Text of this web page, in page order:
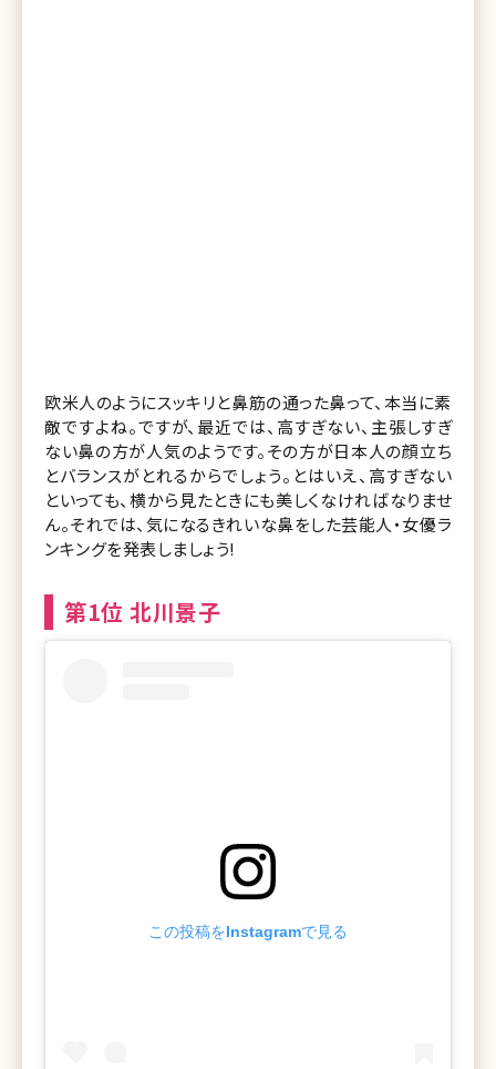
欧米人のようにスッキリと鼻筋の通った鼻って、本当に素
敵ですよね。ですが、最近では、高すぎない、主張しすぎ
ない鼻の方が人気のようです。その方が日本人の顔立ち
とバランスがとれるからでしょう。とはいえ、高すぎない
といっても、横から見たときにも美しくなければなりませ
ん。それでは、気になるきれいな鼻をした芸能人・女優ラ
ンキングを発表しましょう!
第1位 北川景子
この投稿をInstagramで見る